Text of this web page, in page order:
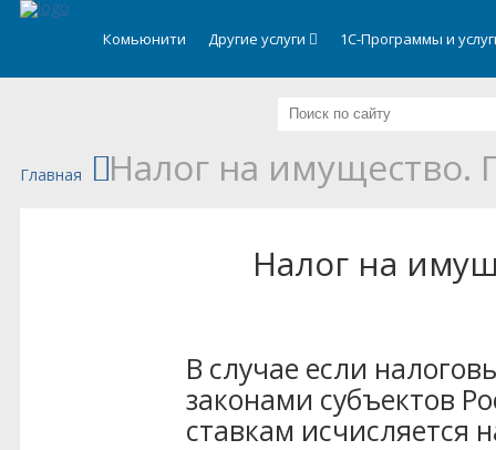
Комьюнити Другие услуги 1С-Программы и
Главная Налог на имущество.
Налог на
В случае если
законами субъектов
ставкам исчисляется